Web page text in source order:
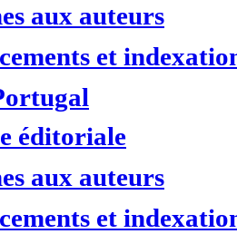
aux auteurs
et
éditoriale
aux auteurs
et